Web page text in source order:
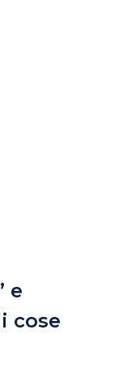
e
cose